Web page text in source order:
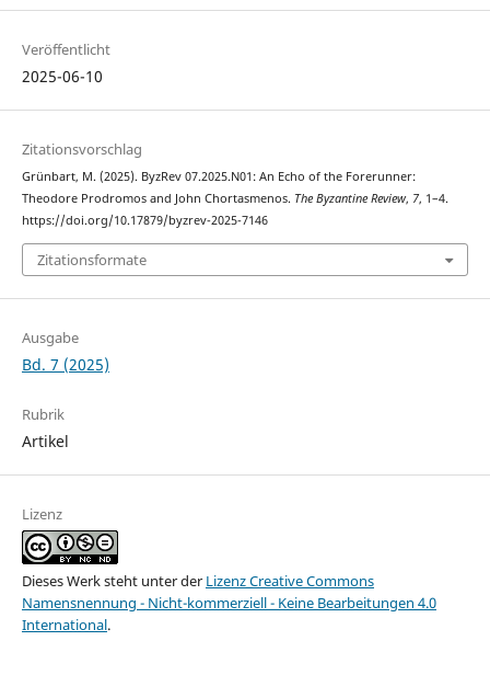
Veröffentlicht
2025-06-10
Zitationsvorschlag
Grünbart, M. (2025). ByzRev 07.2025.N01: An Echo of the Forerunner:
Theodore Prodromos and John Chortasmenos. The Byzantine Review, 7, 1–4.
https://doi.org/10.17879/byzrev-2025-7146
Zitationsformate
Ausgabe
Bd. 7 (2025)
Rubrik
Artikel
Lizenz
Dieses Werk steht unter der Lizenz Creative Commons
Namensnennung - Nicht-kommerziell - Keine Bearbeitungen 4.0
International.